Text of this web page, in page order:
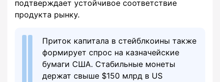
подтверждает устойчивое соответствие
продукта рынку.
Приток капитала в стейблкоины также
формирует спрос на казначейские
бумаги США. Стабильные монеты
держат свыше $150 млрд в US